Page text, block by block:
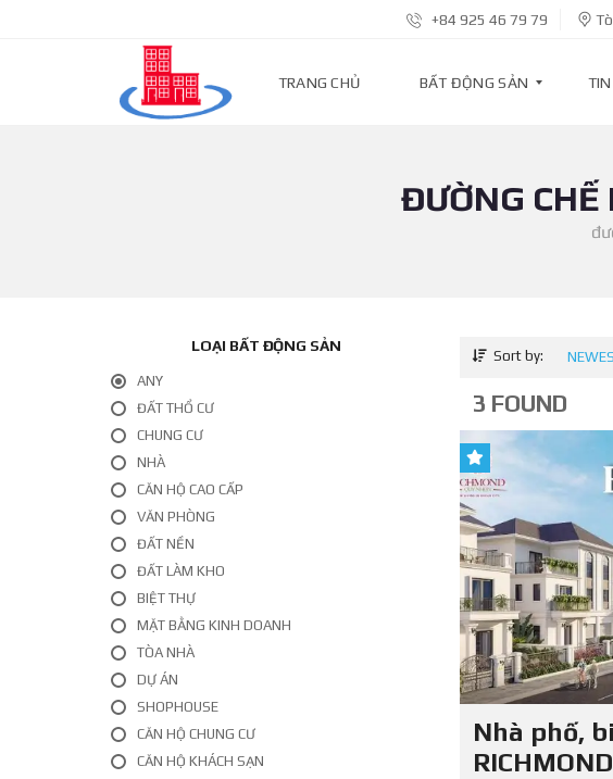
+84 925 46 79 79
TRANG CHỦ BẤT ĐỘNG SẢN
N
H
TIN
T
I
N
I
N
I
N
P
H
Á
P
L
Ý
ĐƯỜNG CHẾ
LOẠI BẤT ĐỘNG SẢN
ANY
ĐẤT THỔ CƯ
CHUNG CƯ
NHÀ
CĂN HỘ CAO CẤP
VĂN PHÒNG
ĐẤT NỀN
ĐẤT LÀM KHO
BIỆT THỰ
MẶT BẰNG KINH DOANH
TÒA NHÀ
DỰ ÁN
SHOPHOUSE
CĂN HỘ CHUNG CƯ
CĂN HỘ KHÁCH SẠN
Sort by:
3 FOUND
Nhà phố,